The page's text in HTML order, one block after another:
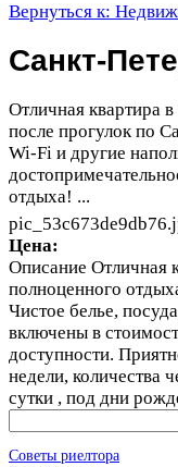
Вернуться к:
Санкт-
Отличная квартира
после прогулок по
Wi-Fi и другие
отдыха! ...
Цена:
Описание Отличная
полноценного
Чистое белье,
включены в
доступности.
недели, количества
сутки , под дни
Советы риелтора